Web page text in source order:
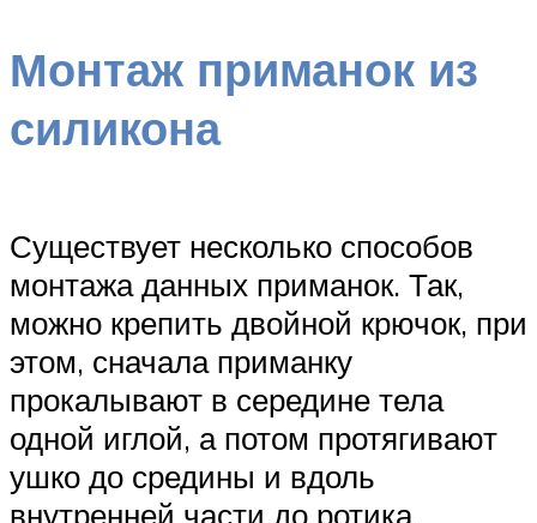
Монтаж приманок из
силикона
Существует несколько способов
монтажа данных приманок. Так,
можно крепить двойной крючок, при
этом, сначала приманку
прокалывают в середине тела
одной иглой, а потом протягивают
ушко до средины и вдоль
внутренней части до ротика